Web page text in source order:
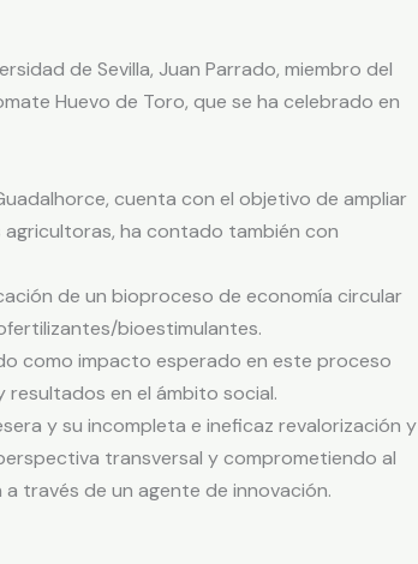
de Sevilla, Juan Parrado, miembro del
Huevo de Toro, que se ha celebrado en
cuenta con el objetivo de ampliar
ha contado también con
de un bioproceso de economía circular
bioestimulantes.
como impacto esperado en este proceso
resultados en el ámbito social.
y su incompleta e ineficaz revalorización y
transversal y comprometiendo al
través de un agente de innovación.